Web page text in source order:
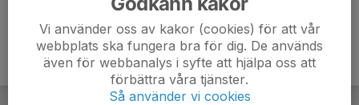
Vi använder oss av kakor (cookies) för att vår
webbplats ska fungera bra för dig. De används
även för webbanalys i syfte att hjälpa oss att
förbättra våra tjänster.
Så använder vi cookies